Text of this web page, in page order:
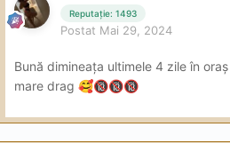
Reputație: 1493
Postat Mai 29, 2024
Bună dimineața ultimele 4 zile în
mare drag 🥰🔞🔞🔞